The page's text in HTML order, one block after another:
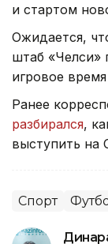
и стартом
Ожидается,
штаб «Челси»
игровое
Ранее
разбирался,
выступить на
Спорт